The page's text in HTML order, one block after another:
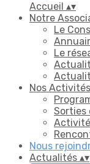
Accueil ▴▾
Notre
Le
Le
Nos Activités
Sorties
Nous
Actualités ▴▾